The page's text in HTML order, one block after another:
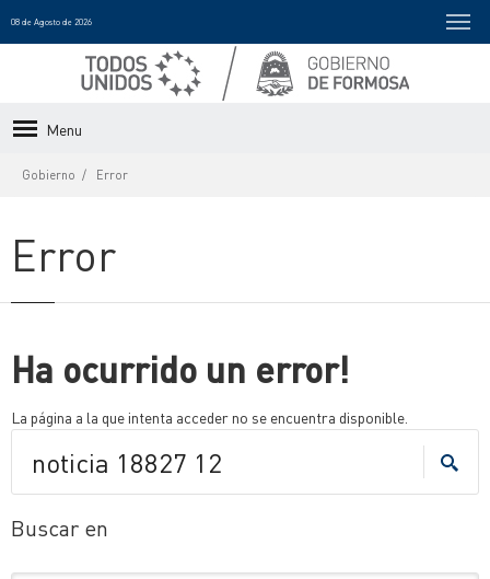
08 de Agosto de 2026
Menu
Gobierno Error
Error
Ha ocurrido un error!
La página a la que intenta acceder no se encuentra disponible.
Buscar en